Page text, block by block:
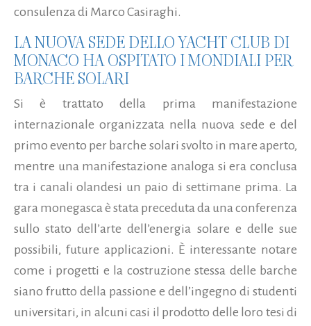
consulenza di Marco Casiraghi.
LA NUOVA SEDE DELLO YACHT CLUB DI
MONACO HA OSPITATO I MONDIALI PER
BARCHE SOLARI
Si è trattato della prima manifestazione
internazionale organizzata nella nuova sede e del
primo evento per barche solari svolto in mare aperto,
mentre una manifestazione analoga si era conclusa
tra i canali olandesi un paio di settimane prima. La
gara monegasca è stata preceduta da una conferenza
sullo stato dell’arte dell’energia solare e delle sue
possibili, future applicazioni. È interessante notare
come i progetti e la costruzione stessa delle barche
siano frutto della passione e dell’ingegno di studenti
universitari, in alcuni casi il prodotto delle loro tesi di